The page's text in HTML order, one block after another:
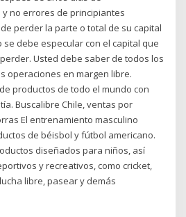
no errores de principiantes
perder la parte o total de su capital
debe especular con el capital que
Usted debe saber de todos los
operaciones en margen libre.
productos de todo el mundo con
Buscalibre Chile, ventas por
El entrenamiento masculino
de béisbol y fútbol americano.
diseñados para niños, así
y recreativos, como cricket,
libre, pasear y demás